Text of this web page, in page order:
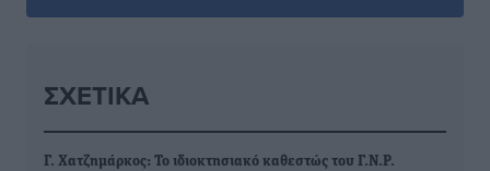
ΣΧΕΤΙΚΆ
Γ. Χατζημάρκος: Το ιδιοκτησιακό καθεστώς του Γ.Ν.Ρ.